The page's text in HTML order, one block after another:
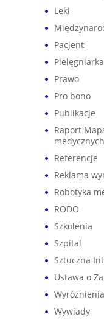
Leki
Pacjent
Pielęgniarka
Prawo
Pro bono
Publikacje
Raport
Referencje
Reklama
Robotyka
RODO
Szkolenia
Szpital
Sztuczna
Ustawa o
Wyróżnienia
Wywiady